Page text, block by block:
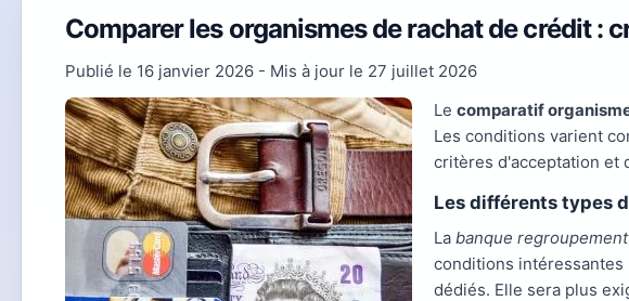
Comparer les organismes de rachat de crédit :
Publié le 16 janvier 2026 - Mis à jour le 27 juillet 2026
Le comparatif
Les conditions varient
critères d'acceptation et
Les différents types
La banque
conditions intéressantes
dédiés. Elle sera plus